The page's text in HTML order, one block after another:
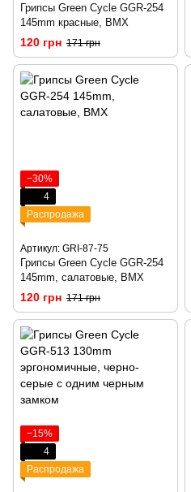
Грипсы Green Cycle GGR-254
145mm красные, BMX
120 грн 171 грн
−30%
4
Распродажа
Артикул: GRI-87-75
Грипсы Green Cycle GGR-254
145mm, салатовые, BMX
120 грн 171 грн
−15%
4
Распродажа